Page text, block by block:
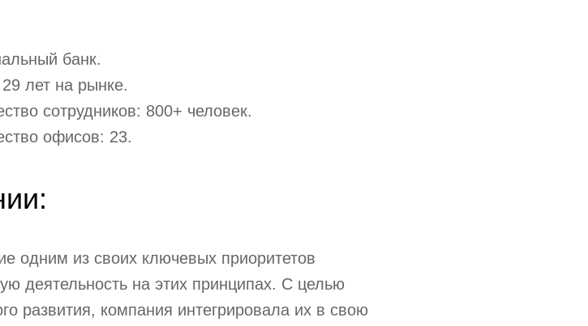
банк.
лет на рынке.
сотрудников: 800+ человек.
офисов: 23.
одним из своих ключевых приоритетов
деятельность на этих принципах. С целью
развития, компания интегрировала их в свою